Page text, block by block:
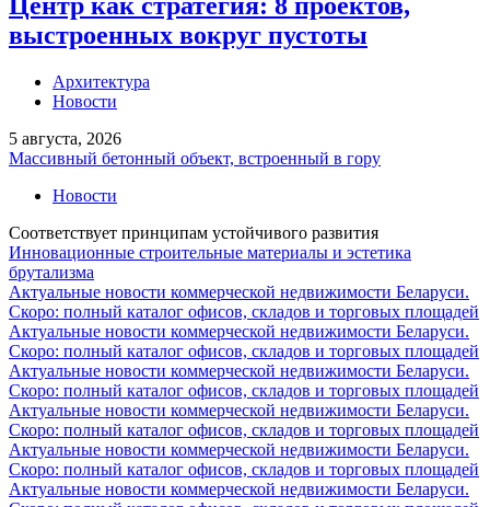
выстроенных вокруг пустоты
Архитектура
Новости
5 августа, 2026
Массивный бетонный объект, встроенный в гору
Новости
Соответствует принципам устойчивого развития
Инновационные строительные материалы и эстетика
брутализма
Актуальные новости коммерческой недвижимости Беларуси.
Скоро: полный каталог офисов, складов и торговых площадей
Актуальные новости коммерческой недвижимости Беларуси.
Скоро: полный каталог офисов, складов и торговых площадей
Актуальные новости коммерческой недвижимости Беларуси.
Скоро: полный каталог офисов, складов и торговых площадей
Актуальные новости коммерческой недвижимости Беларуси.
Скоро: полный каталог офисов, складов и торговых площадей
Актуальные новости коммерческой недвижимости Беларуси.
Скоро: полный каталог офисов, складов и торговых площадей
Актуальные новости коммерческой недвижимости Беларуси.